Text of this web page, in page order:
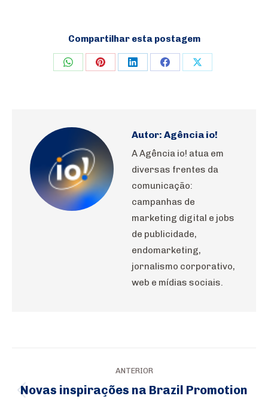
Compartilhar esta postagem
Share Share Share Share Share
Autor: Agência io!
A Agência io! atua em
diversas frentes da
comunicação:
campanhas de
marketing digital e jobs
de publicidade,
endomarketing,
jornalismo corporativo,
web e mídias sociais.
de
ANTERIOR
Novas inspirações na Brazil Promotion